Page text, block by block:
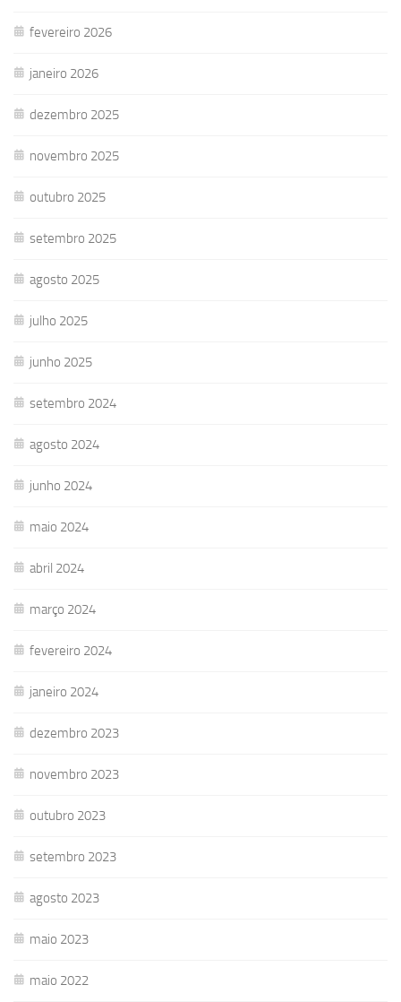
fevereiro 2026
janeiro 2026
dezembro 2025
novembro 2025
outubro 2025
setembro 2025
agosto 2025
julho 2025
junho 2025
setembro 2024
agosto 2024
junho 2024
maio 2024
abril 2024
março 2024
fevereiro 2024
janeiro 2024
dezembro 2023
novembro 2023
outubro 2023
setembro 2023
agosto 2023
maio 2023
maio 2022